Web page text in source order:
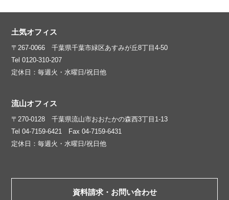
土気オフィス
〒267-0066 千葉県千葉市緑区あすみが丘8丁目4-50
Tel 0120-310-207
定休日：毎週火・水曜日/祝日他
流山オフィス
〒270-0128 千葉県流山市おおたかの森西3丁目1-13
Tel 04-7159-6421 Fax 04-7159-6431
定休日：毎週火・水曜日/祝日他
資料請求・お問い合わせ